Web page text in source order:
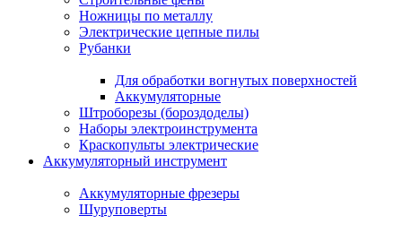
Ножницы по металлу
Электрические цепные пилы
Рубанки
Для обработки вогнутых поверхностей
Аккумуляторные
Штроборезы (бороздоделы)
Наборы электроинструмента
Краскопульты электрические
Аккумуляторный инструмент
Аккумуляторные фрезеры
Шуруповерты